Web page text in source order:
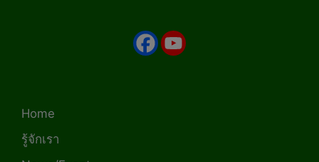
Home
รู้จักเรา